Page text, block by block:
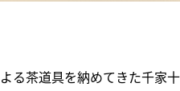
る茶道具を納めてきた千家